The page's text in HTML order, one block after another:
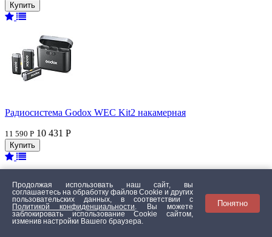
Радиосистема Godox WEC Kit2 накамерная
11 590 Р 10 431 Р
Продолжая использовать наш сайт, вы
соглашаетесь на обработку файлов Сookie и других
пользовательских данных, в соответствии с
Политикой конфиденциальности
. Вы можете
заблокировать использование Cookie сайтом,
изменив настройки Вашего браузера.
Понятно